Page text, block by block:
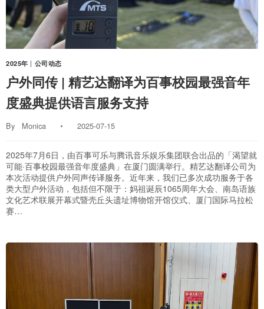
2025年 | 公司动态
户外同传 | 精艺达翻译为百事校园最强音年
度盛典提供语言服务支持
By Monica 2025-07-15
2025年7月6日，由百事可乐与腾讯音乐娱乐集团联合出品的「渴望就
可能·百事校园最强音年度盛典」在厦门圆满举行。精艺达翻译公司为
本次活动提供户外同声传译服务。近年来，我们已多次成功服务于各
类大型户外活动，包括但不限于：妈祖诞辰1065周年大会、南岛语族
文化艺术联展开幕式暨壳丘头遗址博物馆开馆仪式、厦门国际马拉松
赛…